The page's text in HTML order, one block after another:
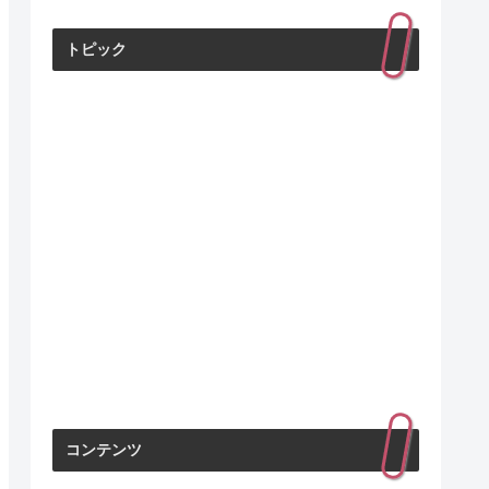
トピック
コンテンツ